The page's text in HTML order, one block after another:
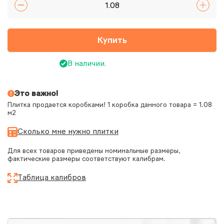
Купить
В наличии.
Это важно!
Плитка продается коробками! 1 коробка данного товара = 1.08
м2
Сколько мне нужно плитки
Для всех товаров приведены номинальные размеры,
фактические размеры соответствуют калибрам.
Таблица калибров